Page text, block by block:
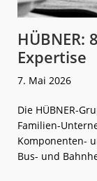
HÜBNER:
Expertise
7. Mai 2026
Die HÜBNER-
Familien-
Komponenten-
Bus- und